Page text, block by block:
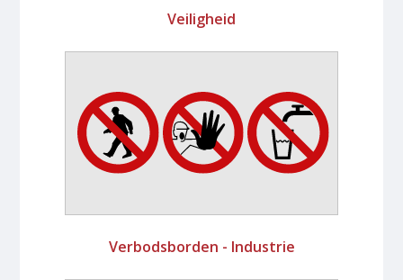
Veiligheid
Verbodsborden - Industrie